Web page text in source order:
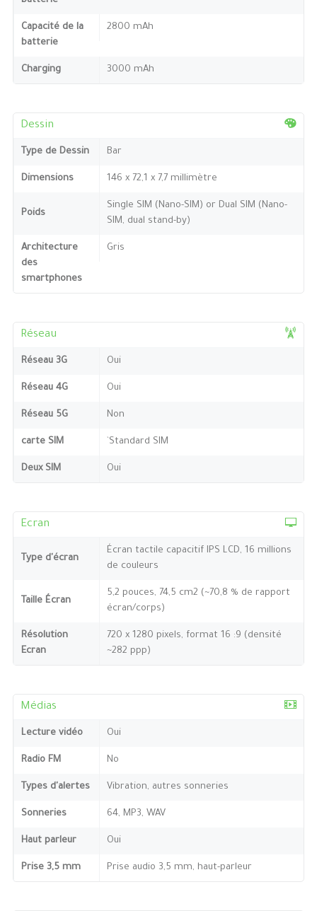
Capacité de la
batterie
2800 mAh
Charging 3000 mAh
Dessin
Type de Dessin Bar
Dimensions 146 x 72,1 x 7,7 millimètre
Poids
Single SIM (Nano-SIM) or Dual SIM (Nano-
SIM, dual stand-by)
Architecture
des
smartphones
Gris
Réseau
Réseau 3G Oui
Réseau 4G Oui
Réseau 5G Non
carte SIM `Standard SIM
Deux SIM Oui
Ecran
Type d'écran
Écran tactile capacitif IPS LCD, 16 millions
de couleurs
Taille Écran
5,2 pouces, 74,5 cm2 (~70,8 % de rapport
écran/corps)
Résolution
Ecran
720 x 1280 pixels, format 16 :9 (densité
~282 ppp)
Médias
Lecture vidéo Oui
Radio FM No
Types d'alertes Vibration, autres sonneries
Sonneries 64, MP3, WAV
Haut parleur Oui
Prise 3,5 mm Prise audio 3,5 mm, haut-parleur